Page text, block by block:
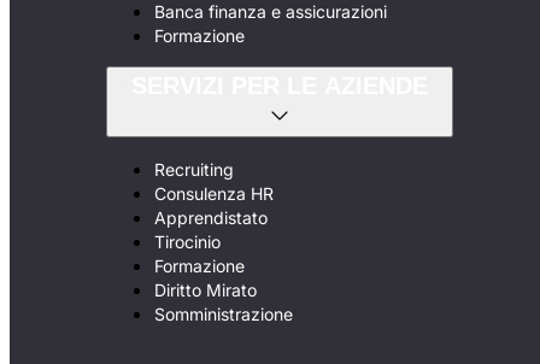
Banca finanza e assicurazioni
Formazione
Recruiting
Consulenza HR
Apprendistato
Tirocinio
Formazione
Diritto Mirato
Somministrazione